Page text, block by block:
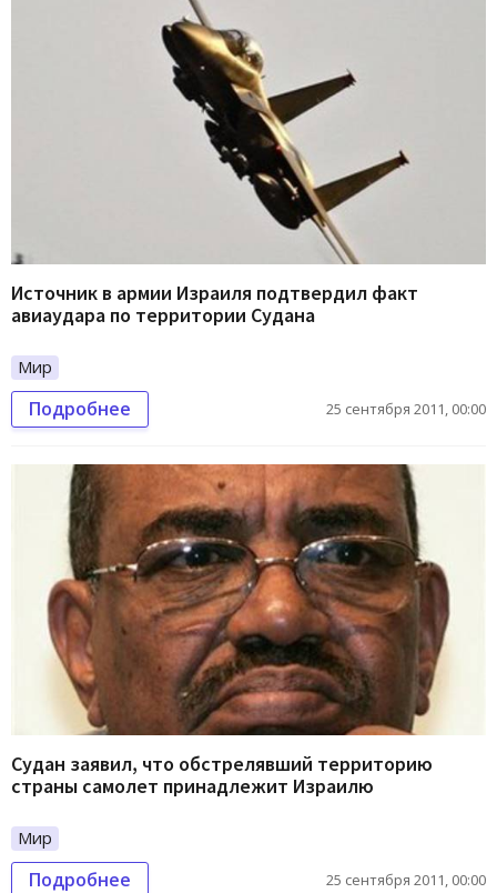
Источник в армии Израиля подтвердил факт
авиаудара по территории Судана
Мир
Подробнее 25 сентября 2011, 00:00
Судан заявил, что обстрелявший территорию
страны самолет принадлежит Израилю
Мир
Подробнее 25 сентября 2011, 00:00